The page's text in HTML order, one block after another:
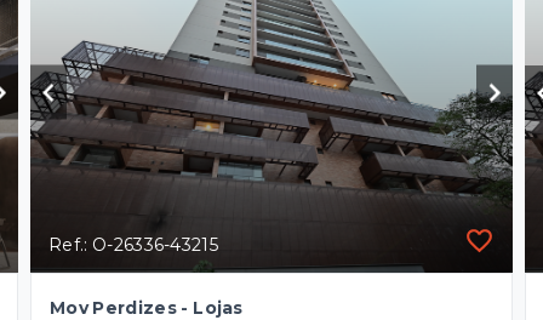
Ref.: O-26336-43215
Mov Perdizes - Lojas